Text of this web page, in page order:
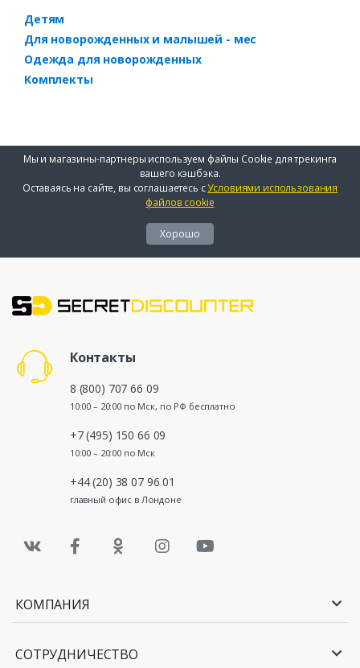
Детям
Для новорожденных и малышей - мес
Одежда для новорожденных
Комплекты
Мы и магазины-партнеры используем файлы Cookie для трекинга
вашего кэшбэка.
Оставаясь на сайте, вы соглашаетесь сУсловиями использования
файлов cookie
Хорошо
Контакты
8 (800) 707 66 09
10:00 – 20:00 по Мск, по РФ бесплатно
+7 (495) 150 66 09
10:00 – 20:00 по Мск
+44 (20) 38 07 96 01
главный офис в Лондоне
КОМПАНИЯ
СОТРУДНИЧЕСТВО